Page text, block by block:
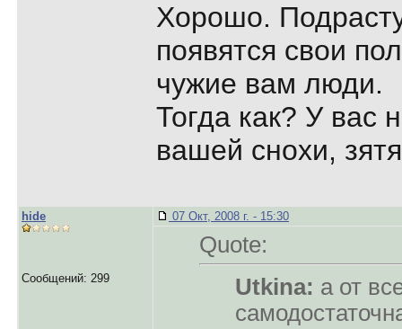
Хорошо.
появятся свои
чужие вам люди.
Тогда как? У вас
вашей снохи,
hide
Сообщений: 299
07 Окт, 2008 г. - 15:30
Quote:
Utkina: а от